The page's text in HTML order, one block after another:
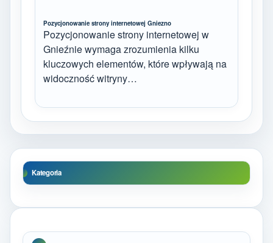
Pozycjonowanie strony internetowej Gniezno
Pozycjonowanie strony internetowej w
Gnieźnie wymaga zrozumienia kilku
kluczowych elementów, które wpływają na
widoczność witryny…
Kategoria